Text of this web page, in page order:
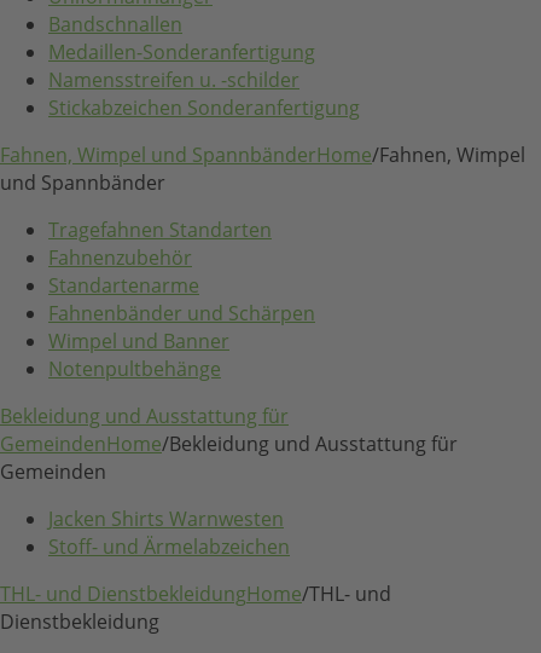
Bandschnallen
Medaillen-Sonderanfertigung
Namensstreifen u. -schilder
Stickabzeichen Sonderanfertigung
Fahnen, Wimpel und SpannbänderHome/Fahnen, Wimpel
und Spannbänder
Tragefahnen Standarten
Fahnenzubehör
Standartenarme
Fahnenbänder und Schärpen
Wimpel und Banner
Notenpultbehänge
Bekleidung und Ausstattung für
GemeindenHome/Bekleidung und Ausstattung für
Gemeinden
Jacken Shirts Warnwesten
Stoff- und Ärmelabzeichen
THL- und DienstbekleidungHome/THL- und
Dienstbekleidung